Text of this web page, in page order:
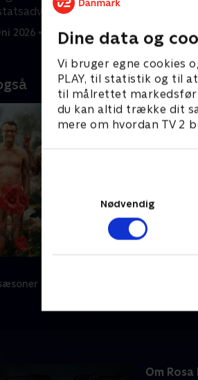
Dine data og
Vi bruger egne cookies
PLAY, til statistik og til
til målrettet
du kan altid trække dit
mere om hvordan TV 2
Nødvendig
D'Intro, presses hun
krog.
2026 • 58 min
Om